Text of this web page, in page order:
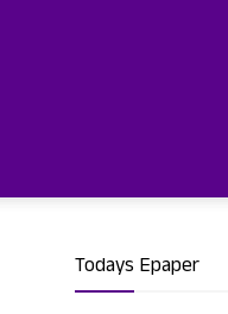
Todays Epaper